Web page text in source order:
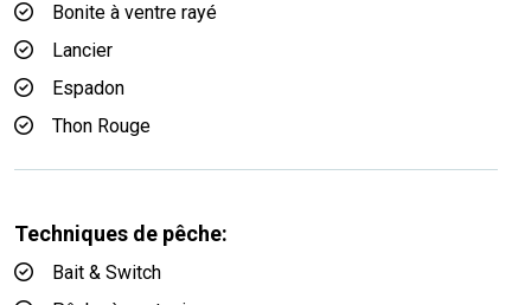
Bonite à ventre rayé
Lancier
Espadon
Thon Rouge
Techniques de pêche:
Bait & Switch